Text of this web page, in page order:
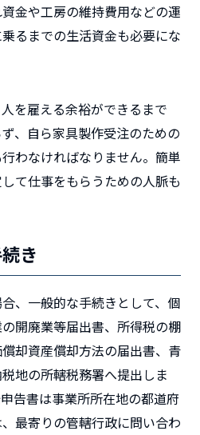
金や工房の維持費用などの運
るまでの生活資金も必要にな
を雇える余裕ができるまで
、自ら家具製作受注のための
わなければなりません。簡単
て仕事をもらうための人脈も
き
、一般的な手続きとして、個
開廃業等届出書、所得税の棚
却資産償却方法の届出書、青
地の所轄税務署へ提出しま
告書は事業所所在地の都道府
最寄りの管轄行政に問い合わ